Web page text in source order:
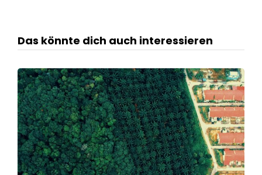
Das könnte dich auch interessieren